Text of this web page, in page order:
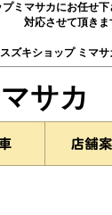
ミマサカにお任せ
対応させて頂きま
スズキショップ ミマ
マサカ